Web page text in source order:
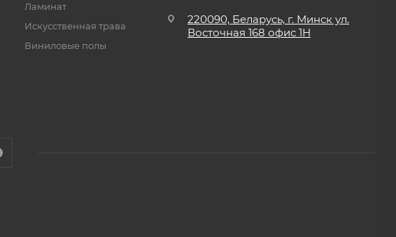
Ламинат
Искусственная трава
Виниловые полы
220090, Беларусь, г. Минск ул.
Восточная 168 офис 1Н